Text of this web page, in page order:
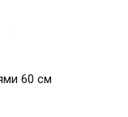
60 см